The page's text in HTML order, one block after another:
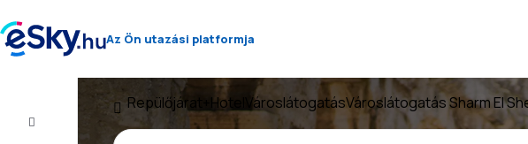
Az Ön utazási platformja
Repülőjárat+Hotel VároslátogatásVároslátogatás Sharm El